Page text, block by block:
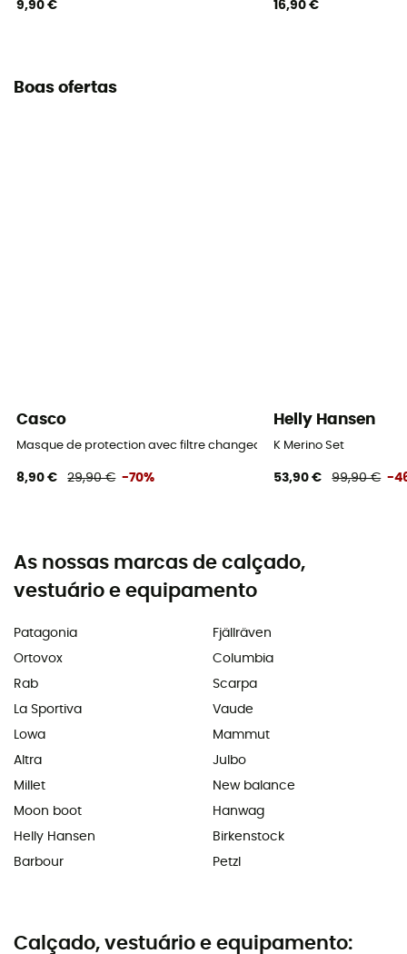
9,90 € 16,90 €
Boas ofertas
Casco
Masque de protection avec filtre changeable
8,90 € 29,90 € -70%
Helly Hansen
K Merino Set
53,90 € 99,90 € -
As nossas marcas de calçado,
vestuário e equipamento
Patagonia
Ortovox
Rab
La Sportiva
Lowa
Altra
Millet
Moon boot
Helly Hansen
Barbour
Fjällräven
Columbia
Scarpa
Vaude
Mammut
Julbo
New balance
Hanwag
Birkenstock
Petzl
Calçado, vestuário e equipamento: